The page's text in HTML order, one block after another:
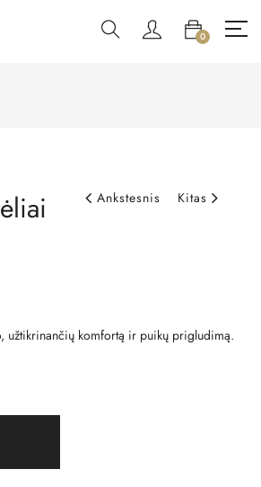
0
Ankstesnis Kitas
užtikrinančių komfortą ir puikų prigludimą.